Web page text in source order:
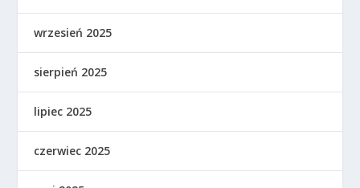
wrzesień 2025
sierpień 2025
lipiec 2025
czerwiec 2025